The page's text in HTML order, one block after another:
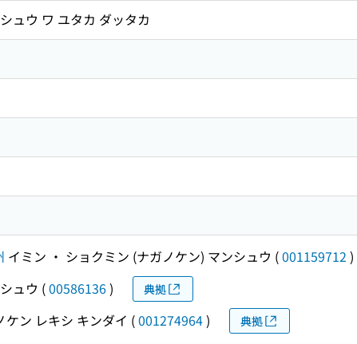
ュウ ワ ユタカ ダッタカ
イミン ・ ショクミン (ナガノケン) マンシュウ (001159712 )
ュウ (00586136) 典拠
ケン レキシ キンダイ (001274964) 典拠